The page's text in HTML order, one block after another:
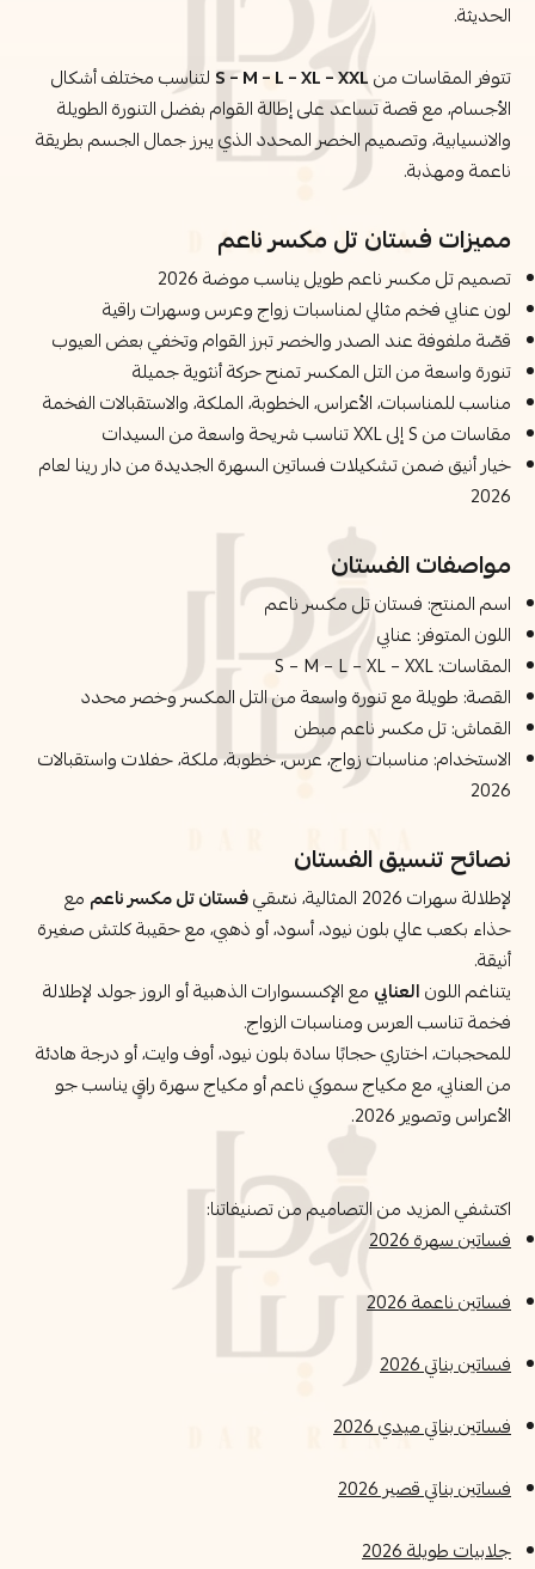
الحديثة.
تتوفر المقاسات منS – M – L – XL – XXL لتناسب مختلف أشكال
الأجسام، مع قصة تساعد على إطالة القوام بفضل التنورة الطويلة
والانسيابية، وتصميم الخصر المحدد الذي يبرز جمال الجسم بطريقة
ناعمة ومهذبة.
مميزات فستان تل مكسر ناعم
تصميم تل مكسر ناعم طويل يناسب موضة 2026
لون عنابي فخم مثالي لمناسبات زواج وعرس وسهرات راقية
قصّة ملفوفة عند الصدر والخصر تبرز القوام وتخفي بعض العيوب
تنورة واسعة من التل المكسر تمنح حركة أنثوية جميلة
مناسب للمناسبات، الأعراس، الخطوبة، الملكة، والاستقبالات الفخمة
مقاسات من S إلى XXL تناسب شريحة واسعة من السيدات
خيار أنيق ضمن تشكيلات فساتين السهرة الجديدة من دار رينا لعام
2026
مواصفات الفستان
اسم المنتج: فستان تل مكسر ناعم
اللون المتوفر: عنابي
المقاسات: S – M – L – XL – XXL
القصة: طويلة مع تنورة واسعة من التل المكسر وخصر محدد
القماش: تل مكسر ناعم مبطن
الاستخدام: مناسبات زواج، عرس، خطوبة، ملكة، حفلات واستقبالات
2026
نصائح تنسيق الفستان
لإطلالة سهرات 2026 المثالية، نسّقي فستان تل مكسر ناعم مع
حذاء بكعب عالي بلون نيود، أسود، أو ذهبي، مع حقيبة كلتش صغيرة
أنيقة.
يتناغم اللونالعنابي مع الإكسسوارات الذهبية أو الروز جولد لإطلالة
فخمة تناسب العرس ومناسبات الزواج.
للمحجبات، اختاري حجابًا سادة بلون نيود، أوف وايت، أو درجة هادئة
من العنابي، مع مكياج سموكي ناعم أو مكياج سهرة راقٍ يناسب جو
الأعراس وتصوير 2026.
اكتشفي المزيد من التصاميم من تصنيفاتنا:
فساتين سهرة 2026
فساتين ناعمة 2026
فساتين بناتي 2026
فساتين بناتي ميدي 2026
فساتين بناتي قصير 2026
جلابيات طويلة 2026